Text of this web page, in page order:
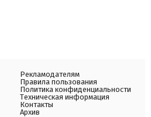
Рекламодателям
Правила пользования
Политика конфиденциальности
Техническая информация
Контакты
Архив